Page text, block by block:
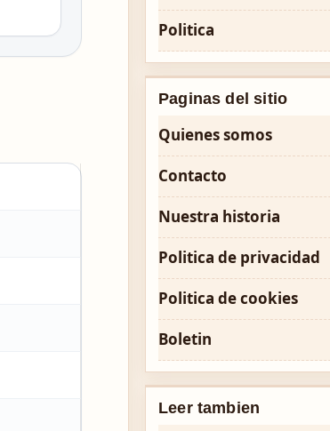
Politica
Paginas del sitio
Quienes somos
Contacto
Nuestra historia
Politica de privacidad
Politica de cookies
Boletin
Leer tambien